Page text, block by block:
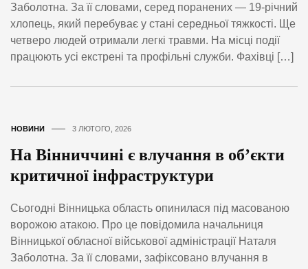
Заболотна. За її словами, серед поранених — 19-річний
хлопець, який перебуває у стані середньої тяжкості. Ще
четверо людей отримали легкі травми. На місці події
працюють усі екстрені та профільні служби. Фахівці […]
НОВИНИ 3 ЛЮТОГО, 2026
На Вінниччині є влучання в обʼєкти
критичної інфраструктури
Сьогодні Вінницька область опинилася під масованою
ворожою атакою. Про це повідомила начальниця
Вінницької обласної військової адміністрації Наталя
Заболотна. За її словами, зафіксовано влучання в